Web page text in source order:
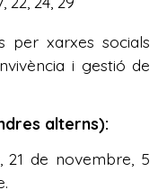
per xarxes socials
i gestió de
alterns):
21 de novembre, 5